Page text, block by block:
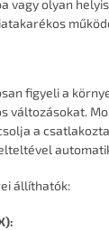
vagy olyan
figyeli a
változásokat.
a
állíthatók: